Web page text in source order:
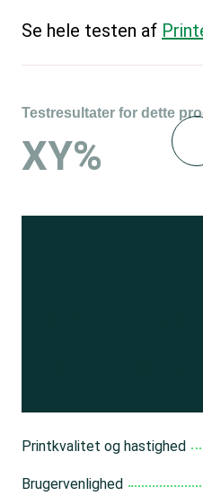
Se hele testen af
Testresultater for dette
XY%
Printkvalitet og hastighed
Brugervenlighed